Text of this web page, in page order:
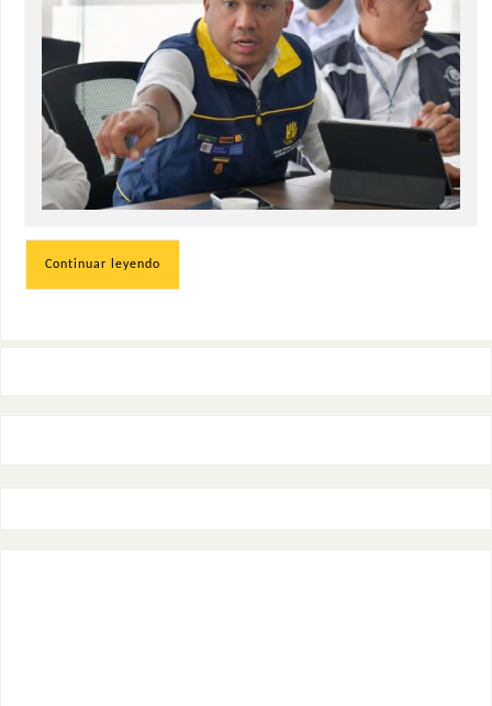
Continuar leyendo